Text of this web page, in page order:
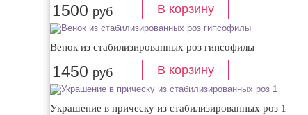
1500 руб
Венок из стабилизированных роз гипсофилы
1450 руб
Украшение в прическу из стабилизированных роз 1